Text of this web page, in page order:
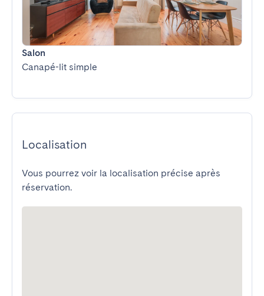
Salon
Canapé-lit simple
Localisation
Vous pourrez voir la localisation précise après
réservation.